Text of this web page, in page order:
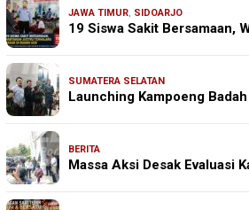
JAWA TIMUR, SIDOARJO
19 Siswa Sakit Bersamaan,
SUMATERA SELATAN
Launching Kampoeng
BERITA
Massa Aksi Desak Evaluasi